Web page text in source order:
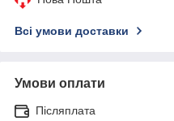
Всі умови доставки
Умови оплати
Післяплата